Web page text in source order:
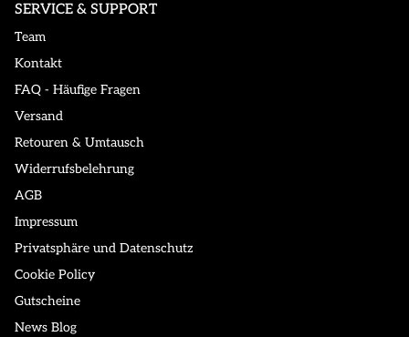
SERVICE & SUPPORT
Team
Kontakt
FAQ - Häufige Fragen
Versand
Retouren & Umtausch
Widerrufsbelehrung
AGB
Impressum
Privatsphäre und Datenschutz
Cookie Policy
Gutscheine
News Blog